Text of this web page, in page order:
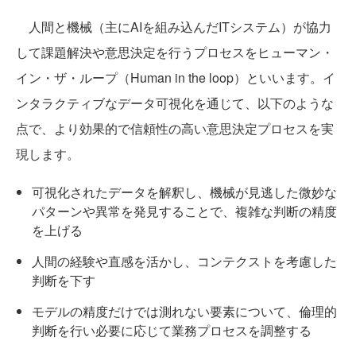
人間と機械（主にAIを組み込んだITシステム）が協力
して課題解決や意思決定を行うプロセスをヒューマン・
イン・ザ・ループ（Human in the loop）といいます。イ
ンタラクティブなデータ可視化を通じて、以下のような
点で、より効果的で信頼性の高い意思決定プロセスを実
現します。
可視化されたデータを解釈し、機械が見逃した微妙な
パターンや異常を発見することで、複雑な判断の精度
を上げる
人間の経験や直感を活かし、コンテクストを考慮した
判断を下す
モデルの精度だけでは測れない要素について、倫理的
判断を行い必要に応じて業務プロセスを調整する